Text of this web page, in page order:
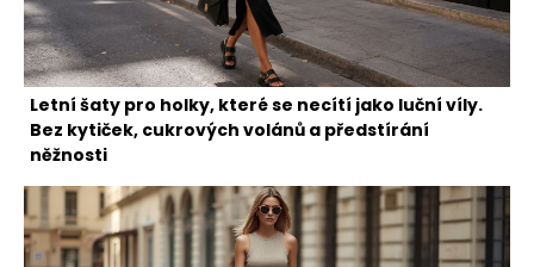
Letní šaty pro holky, které se necítí jako luční víly.
Bez kytiček, cukrových volánů a předstírání
něžnosti